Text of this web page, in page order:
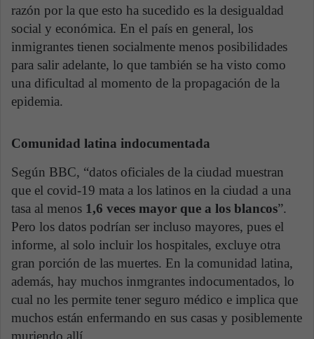
razón por la que esto ha sucedido es la desigualdad
social y económica. En el país en general, los
inmigrantes tienen socialmente menos posibilidades
para salir adelante, lo que también se ha visto como
una dificultad al momento de la propagación de la
epidemia.
Comunidad latina indocumentada
Según BBC, “datos oficiales de la ciudad muestran
que el covid-19 mata a los latinos en la ciudad a una
tasa al menos 1,6 veces mayor que a los blancos”.
Pero los datos podrían ser incluso mayores, pues el
informe, al solo incluir los hospitales, excluye otra
gran porción de las muertes. En la comunidad latina,
además, hay muchos inmgrantes indocumentados, lo
cual no les permite tener seguro médico e implica que
muchos están enfermando en sus casas y posiblemente